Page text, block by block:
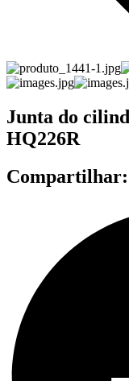
Junta do
HQ226R
Compartilhar: